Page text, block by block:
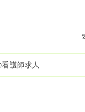
護師求人